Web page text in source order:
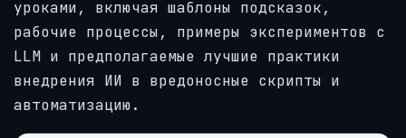
уроками, включая шаблоны подсказок,
рабочие процессы, примеры экспериментов с
LLM и предполагаемые лучшие практики
внедрения ИИ в вредоносные скрипты и
автоматизацию.